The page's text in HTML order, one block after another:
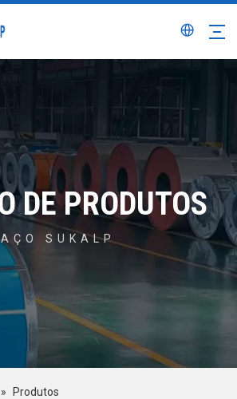
DE PRODUTOS
AÇO SUKALP
» Produtos